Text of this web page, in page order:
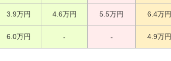
3.9万円 4.6万円 5.5万円 6.4万円
6.0万円 - - 4.9万円